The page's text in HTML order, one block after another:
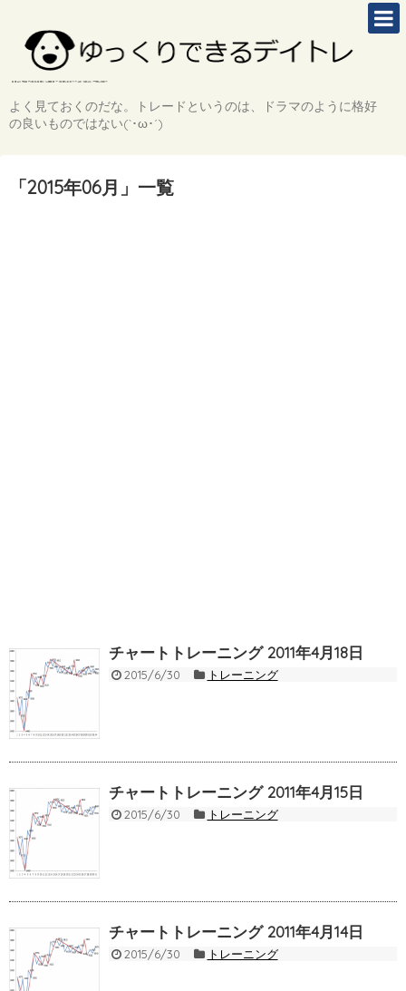
よく見ておくのだな。トレードというのは、ドラマのように格好
の良いものではない(`･ω･´)
「2015年06月 」 一覧
チャートトレーニング 2011年4月18日
2015/6/30 トレーニング
チャートトレーニング 2011年4月15日
2015/6/30 トレーニング
チャートトレーニング 2011年4月14日
2015/6/30 トレーニング